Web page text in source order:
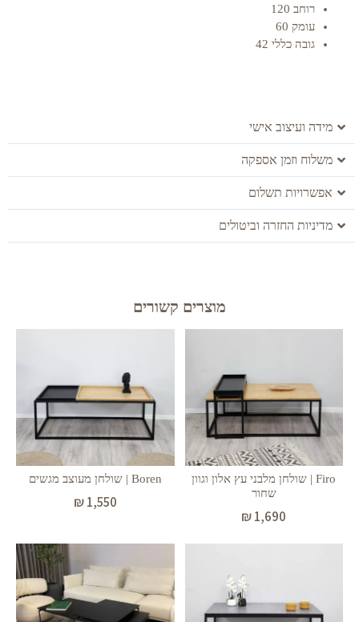
רוחב 120
עומק 60
גובה כללי 42
מידה ועיצוב אישי
משלוח וזמן אספקה
אפשרויות תשלום
מדיניות החזרה וביטולים
מוצרים קשורים
Firo | שולחן מלבני עץ אלון וגוון
שחור
₪1,690
Boren | שולחן מעוצב מגשים
₪1,550